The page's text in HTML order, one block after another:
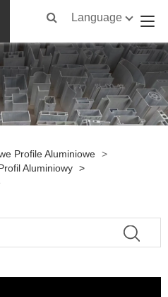
Language
Profile Aluminiowe >
Aluminiowy >